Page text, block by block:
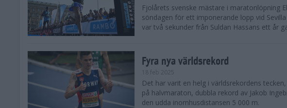
Fjolårets svenske mästare i maratonlöpning
söndagen för ett imponerande lopp vid
var två sekunder från Suldan Hassans ett år
Fyra nya världsrekord
18 feb 2025
Det har varit en helg i världsrekordens
på halvmaraton, dubbla rekord av Jakob
den udda inomhusdistansen 5 000 m.